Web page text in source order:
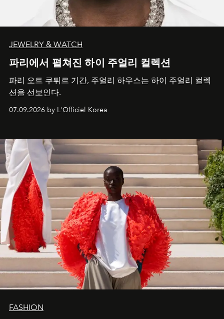
JEWELRY & WATCH
파리에서 펼쳐진 하이 주얼리 컬렉션
파리 오트 쿠튀르 기간, 주얼리 하우스는 하이 주얼리 컬렉
션을 선보인다.
07.09.2026 by L'Officiel Korea
FASHION